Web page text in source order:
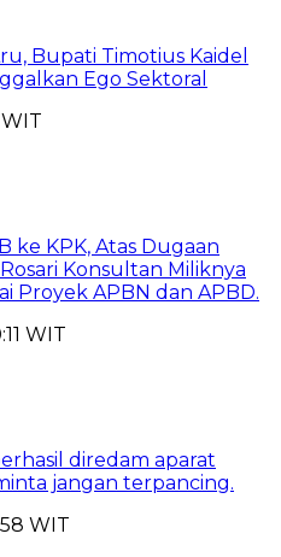
Bupati Timotius Kaidel
Ego Sektoral
ke KPK, Atas Dugaan
Konsultan Miliknya
Proyek APBN dan APBD.
WIT
diredam aparat
jangan terpancing.
WIT